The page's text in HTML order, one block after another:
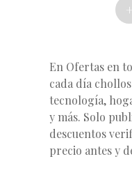
+
En Ofertas en
cada día
tecnología,
y más. Solo
descuentos
precio antes y